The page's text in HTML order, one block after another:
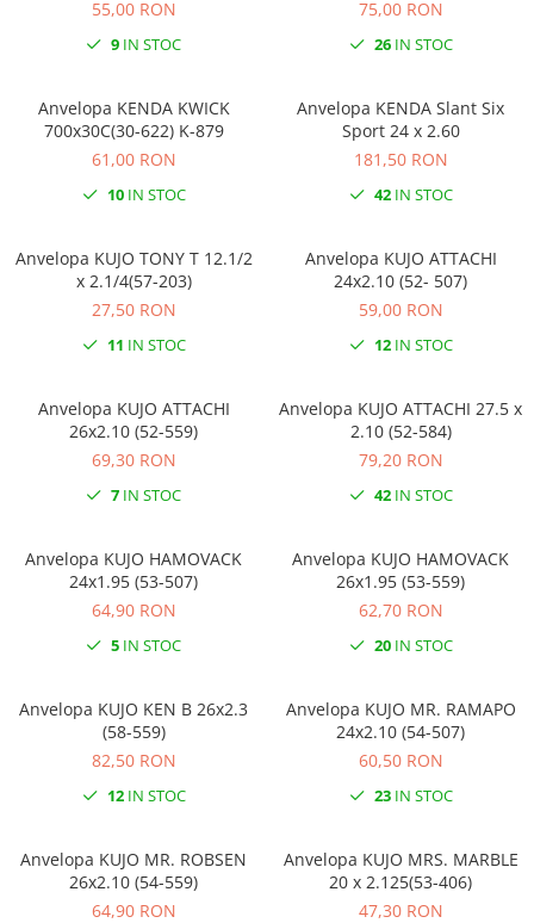
55,00 RON
9 IN STOC
75,00 RON
26IN STOC
Anvelopa KENDA KWICK
700x30C(30-622) K-879
61,00 RON
10IN STOC
Anvelopa KENDA Slant Six
Sport 24 x 2.60
181,50 RON
42IN STOC
Anvelopa KUJO TONY T 12.1/2
x 2.1/4(57-203)
27,50 RON
11 IN STOC
Anvelopa KUJO ATTACHI
24x2.10 (52- 507)
59,00 RON
12IN STOC
Anvelopa KUJO ATTACHI
26x2.10 (52-559)
69,30 RON
7 IN STOC
Anvelopa KUJO ATTACHI 27.5 x
2.10 (52-584)
79,20 RON
42IN STOC
Anvelopa KUJO HAMOVACK
24x1.95 (53-507)
64,90 RON
5 IN STOC
Anvelopa KUJO HAMOVACK
26x1.95 (53-559)
62,70 RON
20IN STOC
Anvelopa KUJO KEN B 26x2.3
(58-559)
82,50 RON
12IN STOC
Anvelopa KUJO MR. RAMAPO
24x2.10 (54-507)
60,50 RON
23IN STOC
Anvelopa KUJO MR. ROBSEN
26x2.10 (54-559)
64,90 RON
Anvelopa KUJO MRS. MARBLE
20 x 2.125(53-406)
47,30 RON